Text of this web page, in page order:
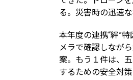
る。災害時の迅速
本年度の連携“絆”
メラで確認しなが
案。もう１件は、
するための安全対策